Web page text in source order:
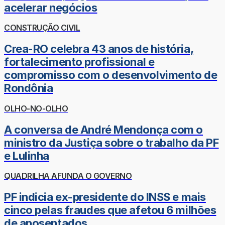
acelerar negócios
CONSTRUÇÃO CIVIL
Crea-RO celebra 43 anos de história,
fortalecimento profissional e
compromisso com o desenvolvimento de
Rondônia
OLHO-NO-OLHO
A conversa de André Mendonça com o
ministro da Justiça sobre o trabalho da PF
e Lulinha
QUADRILHA AFUNDA O GOVERNO
PF indicia ex-presidente do INSS e mais
cinco pelas fraudes que afetou 6 milhões